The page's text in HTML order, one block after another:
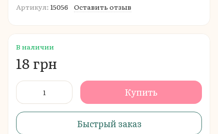
Артикул: 15056 Оставить отзыв
В наличии
18 грн
Купить
Быстрый заказ